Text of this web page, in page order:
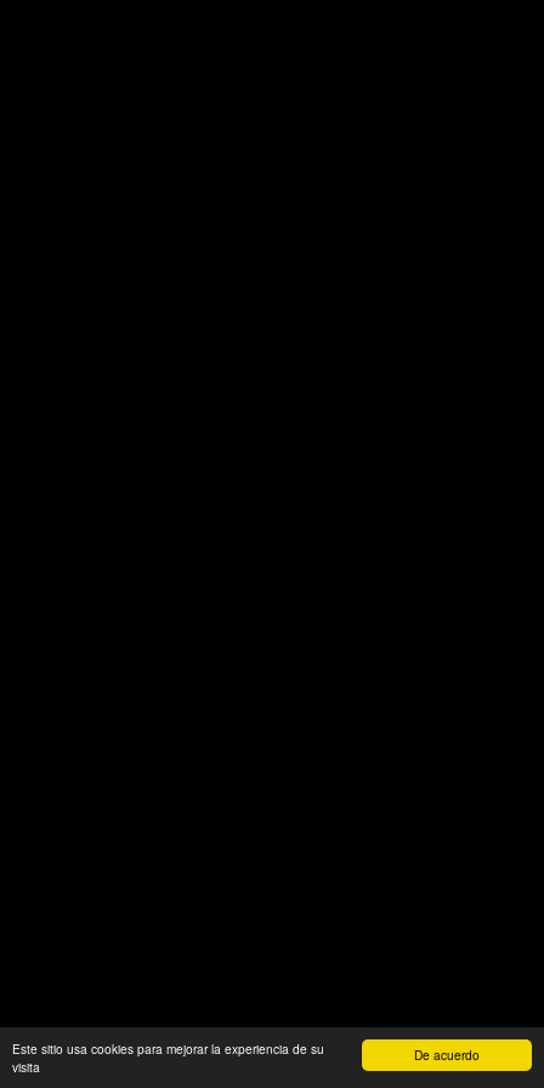
De acuerdo
Este sitio usa cookies para mejorar la experiencia de su
visita